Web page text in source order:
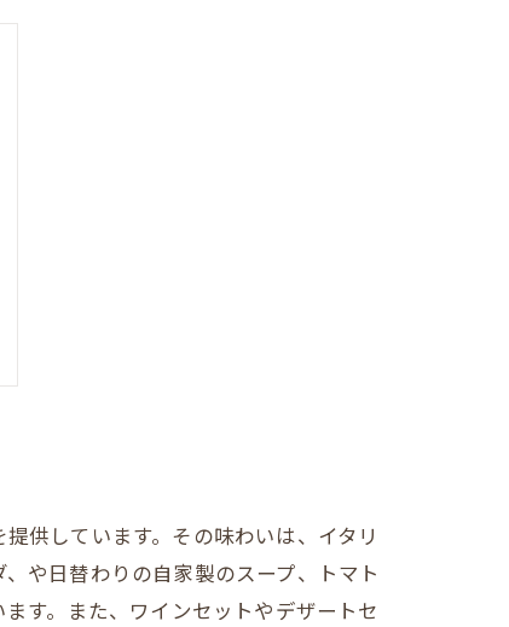
供しています。その味わいは、イタリ
や日替わりの自家製のスープ、トマト
す。また、ワインセットやデザートセ